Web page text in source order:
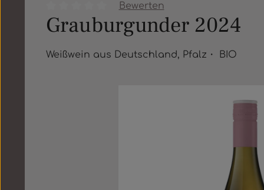
Durchschnittliche Bewertung von 0 von 5
Bewerten
Grauburgunder 2024
Weißwein aus Deutschland, Pfalz・ BIO